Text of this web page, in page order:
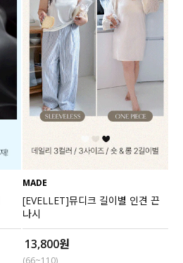
MADE
[EVELLET]뮤디크 길이별 인견 끈
나시
13,800원
(66~110)